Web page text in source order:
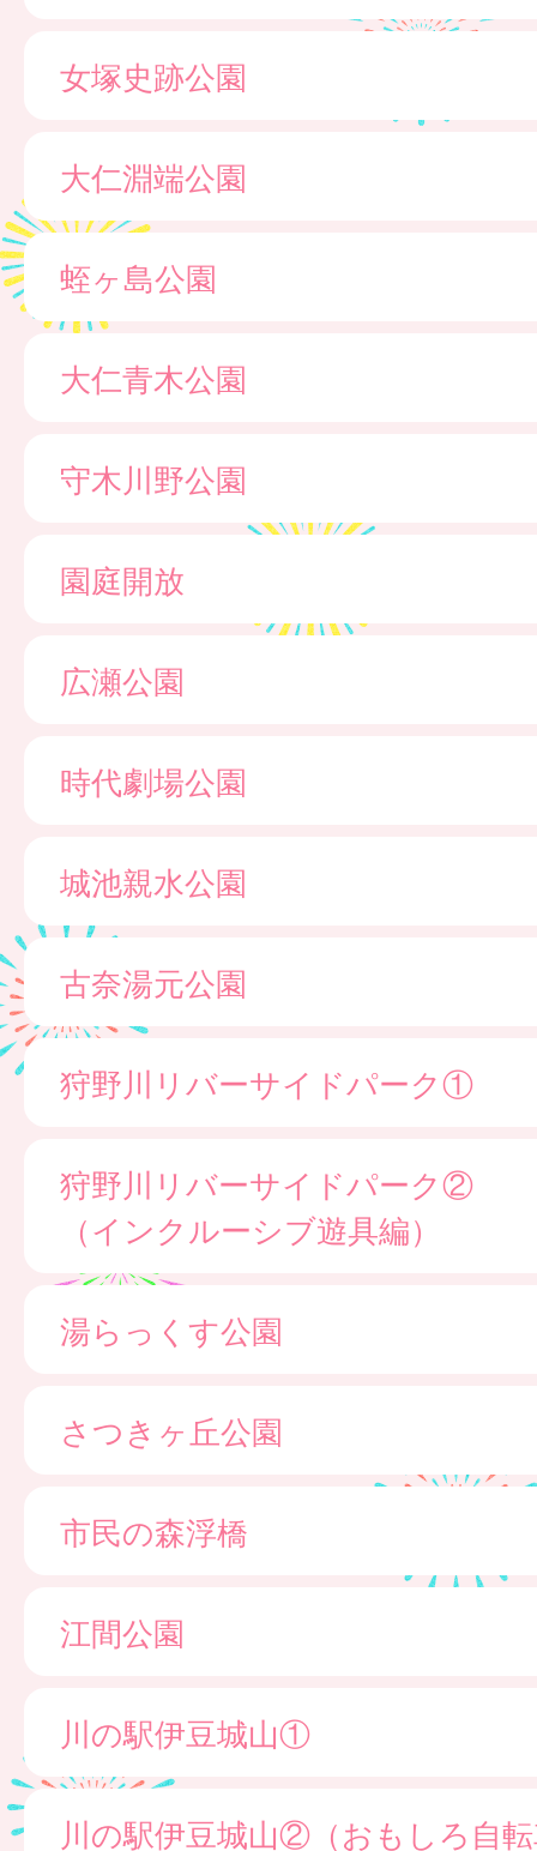
女塚史跡公園
大仁淵端公園
蛭ヶ島公園
大仁青木公園
守木川野公園
園庭開放
広瀬公園
時代劇場公園
城池親水公園
古奈湯元公園
狩野川リバーサイドパーク①
狩野川リバーサイドパーク②
（インクルーシブ遊具編）
湯らっくす公園
さつきヶ丘公園
市民の森浮橋
江間公園
川の駅伊豆城山①
川の駅伊豆城山②（おもしろ自